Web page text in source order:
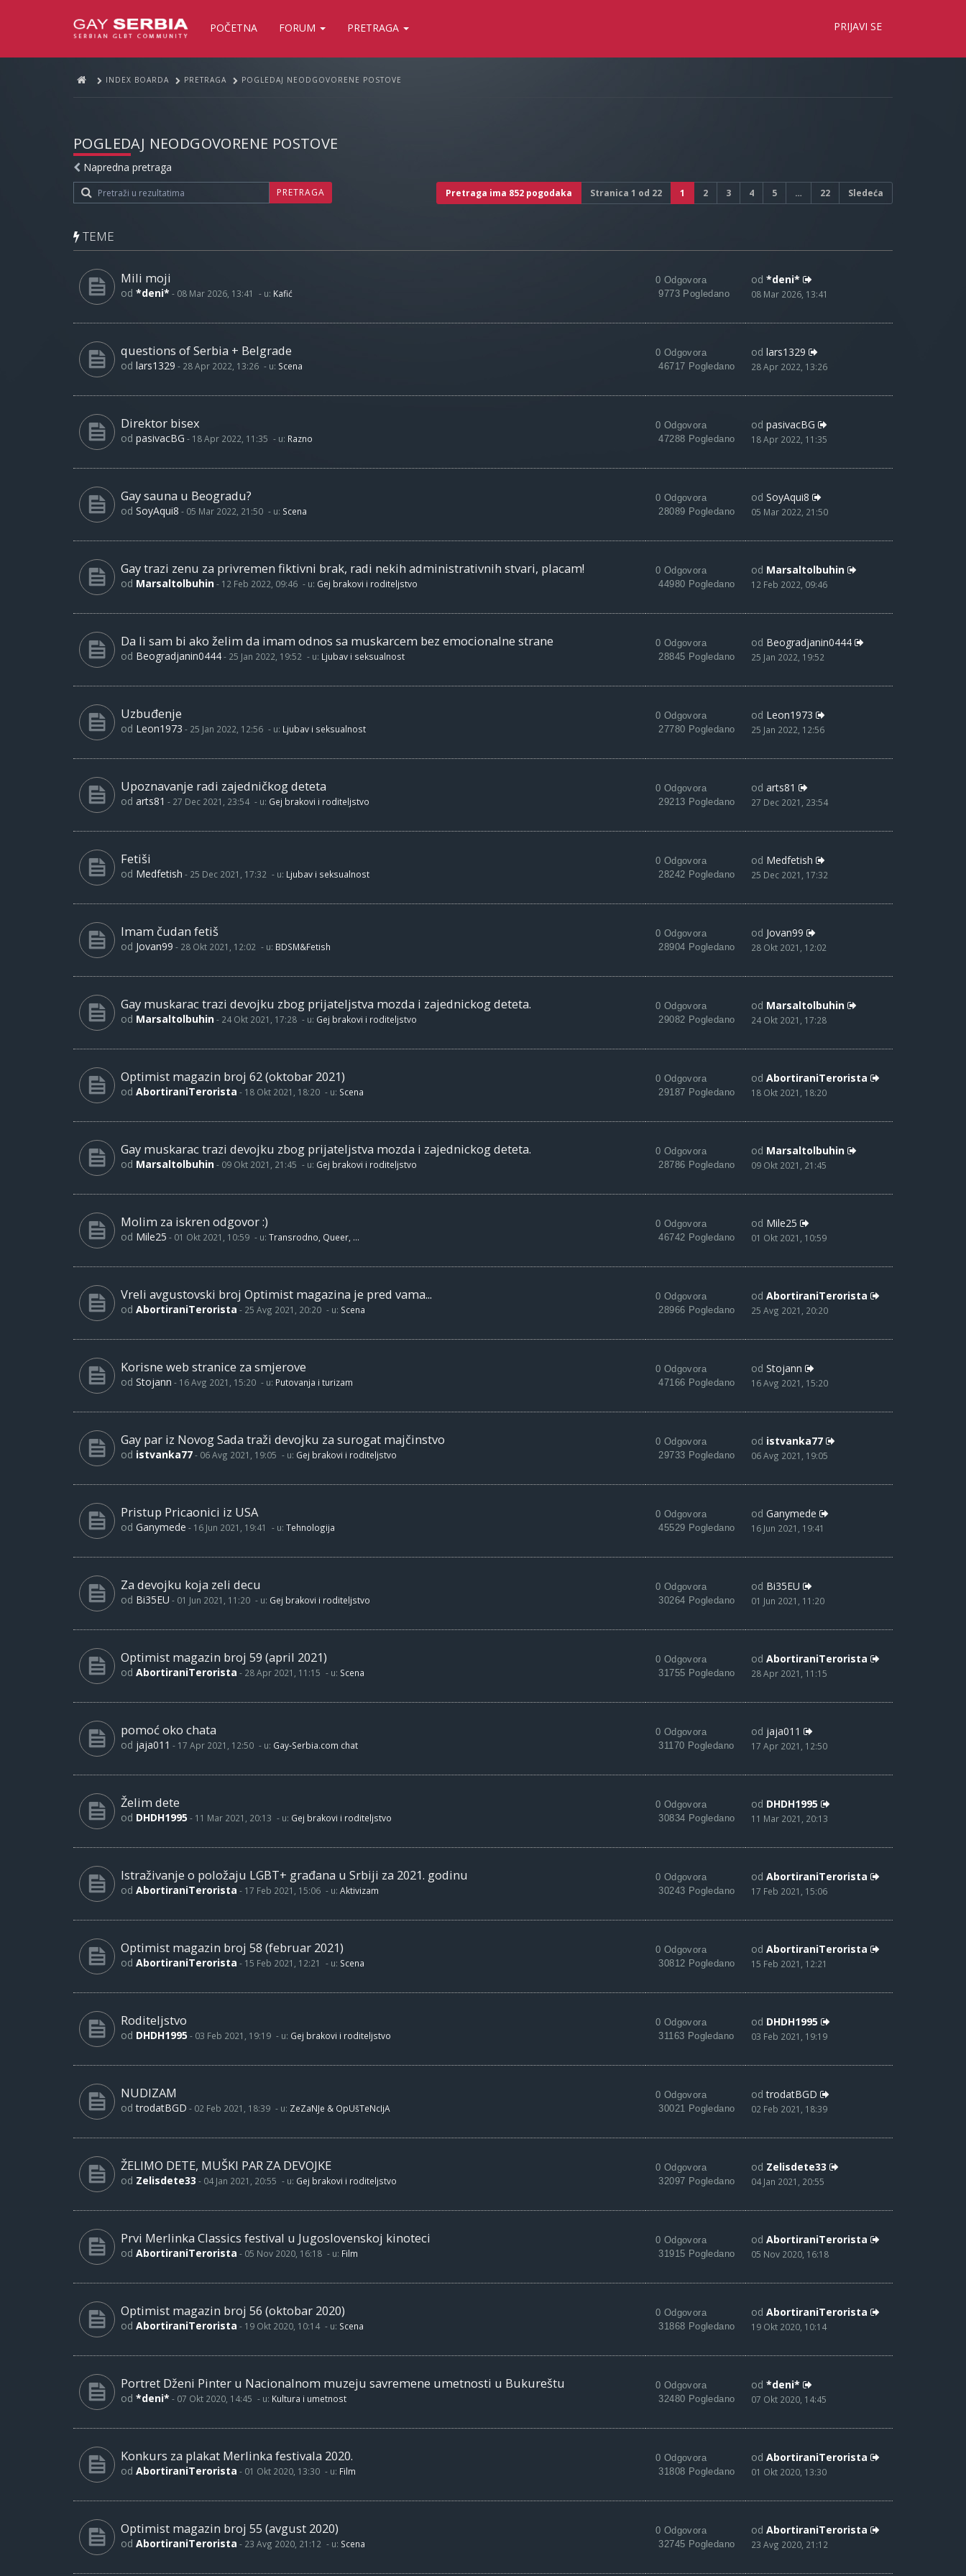
POČETNA FORUM PRETRAGA PRIJAVI SE
INDEX BOARDA PRETRAGA POGLEDAJ NEODGOVORENE POSTOVE
POGLEDAJ NEODGOVORENE POSTOVE
Napredna pretraga
PRETRAGA Pretraga ima 852 pogodaka Stranica 1 od 22 1 2 3 4 5 … 22 Sledeća
TEME
Mili moji
od *deni* - 08 Mar 2026, 13:41 - u: Kafić
0 Odgovora
9773 Pogledano
od *deni*
08 Mar 2026, 13:41
questions of Serbia + Belgrade
od lars1329 - 28 Apr 2022, 13:26 - u: Scena
0 Odgovora
46717 Pogledano
od lars1329
28 Apr 2022, 13:26
Direktor bisex
od pasivacBG - 18 Apr 2022, 11:35 - u: Razno
0 Odgovora
47288 Pogledano
od pasivacBG
18 Apr 2022, 11:35
Gay sauna u Beogradu?
od SoyAqui8 - 05 Mar 2022, 21:50 - u: Scena
0 Odgovora
28089 Pogledano
od SoyAqui8
05 Mar 2022, 21:50
Gay trazi zenu za privremen fiktivni brak, radi nekih administrativnih stvari, placam!
od Marsaltolbuhin- 12 Feb 2022, 09:46 - u: Gej brakovi i roditeljstvo
0 Odgovora
44980 Pogledano
od Marsaltolbuhin
12 Feb 2022, 09:46
Da li sam bi ako želim da imam odnos sa muskarcem bez emocionalne strane
od Beogradjanin0444- 25 Jan 2022, 19:52 - u: Ljubav i seksualnost
0 Odgovora
28845 Pogledano
od Beogradjanin0444
25 Jan 2022, 19:52
Uzbuđenje
od Leon1973 - 25 Jan 2022, 12:56 - u: Ljubav i seksualnost
0 Odgovora
27780 Pogledano
od Leon1973
25 Jan 2022, 12:56
Upoznavanje radi zajedničkog deteta
od arts81 - 27 Dec 2021, 23:54 - u: Gej brakovi i roditeljstvo
0 Odgovora
29213 Pogledano
od arts81
27 Dec 2021, 23:54
Fetiši
od Medfetish - 25 Dec 2021, 17:32 - u: Ljubav i seksualnost
0 Odgovora
28242 Pogledano
od Medfetish
25 Dec 2021, 17:32
Imam čudan fetiš
od Jovan99 - 28 Okt 2021, 12:02 - u: BDSM&Fetish
0 Odgovora
28904 Pogledano
od Jovan99
28 Okt 2021, 12:02
Gay muskarac trazi devojku zbog prijateljstva mozda i zajednickog deteta.
od Marsaltolbuhin- 24 Okt 2021, 17:28 - u: Gej brakovi i roditeljstvo
0 Odgovora
29082 Pogledano
od Marsaltolbuhin
24 Okt 2021, 17:28
Optimist magazin broj 62 (oktobar 2021)
od AbortiraniTerorista - 18 Okt 2021, 18:20 - u: Scena
0 Odgovora
29187 Pogledano
od AbortiraniTerorista
18 Okt 2021, 18:20
Gay muskarac trazi devojku zbog prijateljstva mozda i zajednickog deteta.
od Marsaltolbuhin- 09 Okt 2021, 21:45 - u: Gej brakovi i roditeljstvo
0 Odgovora
28786 Pogledano
od Marsaltolbuhin
09 Okt 2021, 21:45
Molim za iskren odgovor :)
od Mile25 - 01 Okt 2021, 10:59 - u: Transrodno, Queer, ...
0 Odgovora
46742 Pogledano
od Mile25
01 Okt 2021, 10:59
Vreli avgustovski broj Optimist magazina je pred vama...
od AbortiraniTerorista - 25 Avg 2021, 20:20 - u: Scena
0 Odgovora
28966 Pogledano
od AbortiraniTerorista
25 Avg 2021, 20:20
Korisne web stranice za smjerove
od Stojann - 16 Avg 2021, 15:20 - u: Putovanja i turizam
0 Odgovora
47166 Pogledano
od Stojann
16 Avg 2021, 15:20
Gay par iz Novog Sada traži devojku za surogat majčinstvo
od istvanka77- 06 Avg 2021, 19:05 - u: Gej brakovi i roditeljstvo
0 Odgovora
29733 Pogledano
od istvanka77
06 Avg 2021, 19:05
Pristup Pricaonici iz USA
od Ganymede - 16 Jun 2021, 19:41 - u: Tehnologija
0 Odgovora
45529 Pogledano
od Ganymede
16 Jun 2021, 19:41
Za devojku koja zeli decu
od Bi35EU - 01 Jun 2021, 11:20 - u: Gej brakovi i roditeljstvo
0 Odgovora
30264 Pogledano
od Bi35EU
01 Jun 2021, 11:20
Optimist magazin broj 59 (april 2021)
od AbortiraniTerorista - 28 Apr 2021, 11:15 - u: Scena
0 Odgovora
31755 Pogledano
od AbortiraniTerorista
28 Apr 2021, 11:15
pomoć oko chata
od jaja011 - 17 Apr 2021, 12:50 - u: Gay-Serbia.com chat
0 Odgovora
31170 Pogledano
od jaja011
17 Apr 2021, 12:50
Želim dete
od DHDH1995 - 11 Mar 2021, 20:13 - u: Gej brakovi i roditeljstvo
0 Odgovora
30834 Pogledano
od DHDH1995
11 Mar 2021, 20:13
Istraživanje o položaju LGBT+ građana u Srbiji za 2021. godinu
od AbortiraniTerorista - 17 Feb 2021, 15:06 - u: Aktivizam
0 Odgovora
30243 Pogledano
od AbortiraniTerorista
17 Feb 2021, 15:06
Optimist magazin broj 58 (februar 2021)
od AbortiraniTerorista - 15 Feb 2021, 12:21 - u: Scena
0 Odgovora
30812 Pogledano
od AbortiraniTerorista
15 Feb 2021, 12:21
Roditeljstvo
od DHDH1995 - 03 Feb 2021, 19:19 - u: Gej brakovi i roditeljstvo
0 Odgovora
31163 Pogledano
od DHDH1995
03 Feb 2021, 19:19
NUDIZAM
odtrodatBGD - 02 Feb 2021, 18:39 - u: ZeZaNJe & OpUšTeNcIjA
0 Odgovora
30021 Pogledano
odtrodatBGD
02 Feb 2021, 18:39
ŽELIMO DETE, MUŠKI PAR ZA DEVOJKE
od Zelisdete33 - 04 Jan 2021, 20:55 - u: Gej brakovi i roditeljstvo
0 Odgovora
32097 Pogledano
od Zelisdete33
04 Jan 2021, 20:55
Prvi Merlinka Classics festival u Jugoslovenskoj kinoteci
od AbortiraniTerorista - 05 Nov 2020, 16:18 - u: Film
0 Odgovora
31915 Pogledano
od AbortiraniTerorista
05 Nov 2020, 16:18
Optimist magazin broj 56 (oktobar 2020)
od AbortiraniTerorista - 19 Okt 2020, 10:14 - u: Scena
0 Odgovora
31868 Pogledano
od AbortiraniTerorista
19 Okt 2020, 10:14
Portret Dženi Pinter u Nacionalnom muzeju savremene umetnosti u Bukureštu
od *deni* - 07 Okt 2020, 14:45 - u: Kultura i umetnost
0 Odgovora
32480 Pogledano
od *deni*
07 Okt 2020, 14:45
Konkurs za plakat Merlinka festivala 2020.
od AbortiraniTerorista - 01 Okt 2020, 13:30 - u: Film
0 Odgovora
31808 Pogledano
od AbortiraniTerorista
01 Okt 2020, 13:30
Optimist magazin broj 55 (avgust 2020)
od AbortiraniTerorista - 23 Avg 2020, 21:12 - u: Scena
0 Odgovora
32745 Pogledano
od AbortiraniTerorista
23 Avg 2020, 21:12